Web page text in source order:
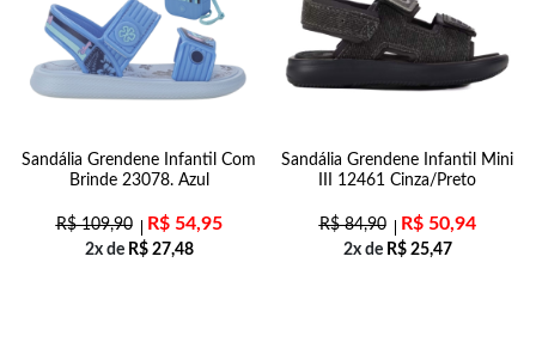
Sandália Grendene Infantil Com
Brinde 23078. Azul
R$109,90 R$54,95
2x de R$27,48
Sandália Grendene Infantil Mini
III 12461 Cinza/Preto
R$84,90 R$50,94
2x de R$25,47